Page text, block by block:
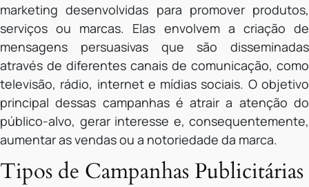
marketing desenvolvidas para promover produtos,
serviços ou marcas. Elas envolvem a criação de
mensagens persuasivas que são disseminadas
através de diferentes canais de comunicação, como
televisão, rádio, internet e mídias sociais. O objetivo
principal dessas campanhas é atrair a atenção do
público-alvo, gerar interesse e, consequentemente,
aumentar as vendas ou a notoriedade da marca.
Tipos de Campanhas Publicitárias